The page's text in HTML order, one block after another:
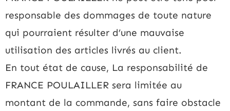
responsable des dommages de toute nature
qui pourraient résulter d’une mauvaise
utilisation des articles livrés au client.
En tout état de cause, La responsabilité de
FRANCE POULAILLER sera limitée au
montant de la commande, sans faire obstacle